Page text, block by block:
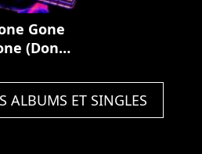
Gone
(Done
Guetta
Remix]
ALBUMS ET SINGLES